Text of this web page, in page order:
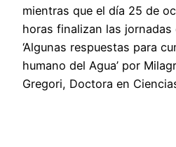
mientras que el día 25 de
horas finalizan las
‘Algunas respuestas para
humano del Agua’ por
Gregori, Doctora en